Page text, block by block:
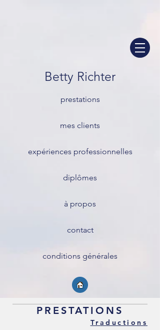
Betty Richter
prestations
mes clients
expériences professionnelles
diplômes
à propos
contact
conditions générales
PRESTATIONS
Traductions